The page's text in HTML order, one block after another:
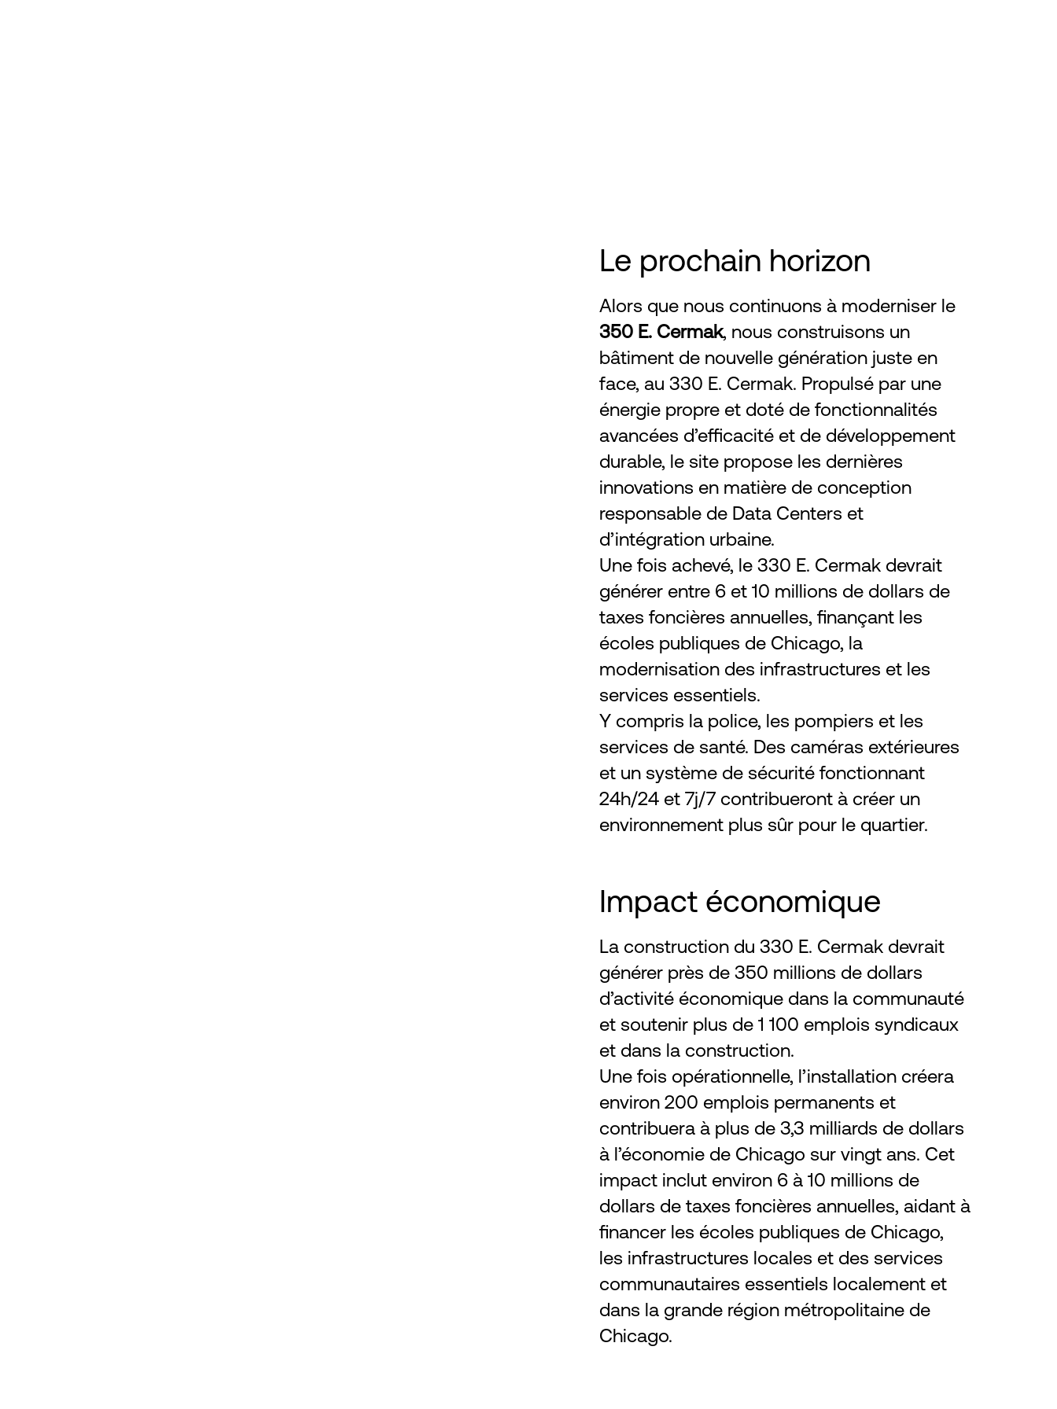
Le prochain horizon
Alors que nous continuons à moderniser le
350 E. Cermak, nous construisons un
bâtiment de nouvelle génération juste en
face, au 330 E. Cermak. Propulsé par une
énergie propre et doté de fonctionnalités
avancées d’efficacité et de développement
durable, le site propose les dernières
innovations en matière de conception
responsable de Data Centers et
d’intégration urbaine.
Une fois achevé, le 330 E. Cermak devrait
générer entre 6 et 10 millions de dollars de
taxes foncières annuelles, finançant les
écoles publiques de Chicago, la
modernisation des infrastructures et les
services essentiels.
Y compris la police, les pompiers et les
services de santé. Des caméras extérieures
et un système de sécurité fonctionnant
24h/24 et 7j/7 contribueront à créer un
environnement plus sûr pour le quartier.
Impact économique
La construction du 330 E. Cermak devrait
générer près de 350 millions de dollars
d’activité économique dans la communauté
et soutenir plus de 1 100 emplois syndicaux
et dans la construction.
Une fois opérationnelle, l’installation créera
environ 200 emplois permanents et
contribuera à plus de 3,3 milliards de dollars
à l’économie de Chicago sur vingt ans. Cet
impact inclut environ 6 à 10 millions de
dollars de taxes foncières annuelles, aidant à
financer les écoles publiques de Chicago,
les infrastructures locales et des services
communautaires essentiels localement et
dans la grande région métropolitaine de
Chicago.